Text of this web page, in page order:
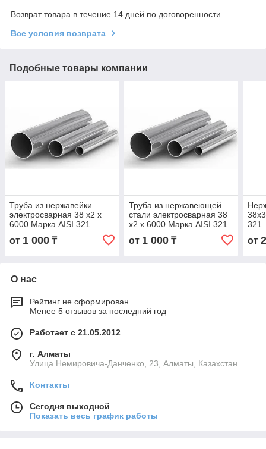
Возврат товара в течение 14 дней по договоренности
Все условия возврата
Подобные товары компании
Труба из нержавейки
электросварная 38 х2 х
6000 Марка AISI 321
от 1 000 ₸
Труба из нержавеющей
стали электросварная 38
х2 х 6000 Марка AISI 321
от 1 000₸
321
от
О нас
Рейтинг не сформирован
Менее 5 отзывов за последний год
Работает с 21.05.2012
г. Алматы
Улица Немировича-Данченко, 23, Алматы, Казахстан
Контакты
Сегодня выходной
Показать весь график работы